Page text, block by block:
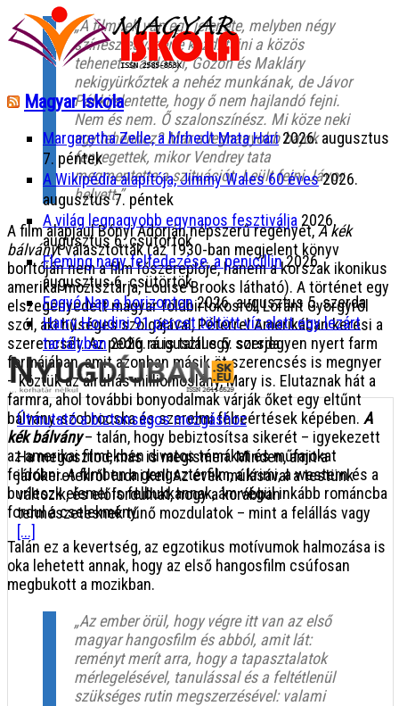
„A filmnek van egy jelenete, melyben négy
színész egyszerre kezdi fejni a közös
tehenet. Gárdonyi, Gózon és Makláry
nekigyürkőztek a nehéz munkának, de Jávor
Pál kijelentette, hogy ő nem hajlandó fejni.
Nem és nem. Ő szalonszínész. Mi köze neki
egy tehénhez? Már a legnagyobb bajok
fenyegettek, mikor Vendrey tata
megmentette a szituációt. Leült fejni Jávor
helyett.”
A film alapjául Bónyi Adorján népszerű regényét,A kék
bálványt választották (az 1930-ban megjelent könyv
borítóján nem a film főszereplője, hanem a korszak ikonikus
amerikai mozisztárja, Louise Brooks látható). A történet egy
elszegényedett magyar földbirtokosról, Lóránt Györgyről
szól, aki hűséges szolgájával, Péterrel Amerikában keresi a
szerencsét. Az pedig rá is talál egy sorsjegyen nyert farm
formájában, amit azonban másik öt szerencsés is megnyer
– köztük az álruhás milliomoslány, Mary is. Elutaznak hát a
farmra, ahol további bonyodalmak várják őket egy eltűnt
bálvány-szobrocska és szerelmi félreértések képében. A
kék bálvány – talán, hogy bebiztosítsa sikerét – igyekezett
az amerikai filmekben divatos témákat és műfajokat
feldobni. A filmben a gengszterfilm, a krimi, a western és a
burleszk elemei is felbukkannak, ám végül inkább románcba
fordul a cselekmény.
Talán ez a kevertség, az egzotikus motívumok halmozása is
oka lehetett annak, hogy az első hangosfilm csúfosan
megbukott a mozikban.
„Az ember örül, hogy végre itt van az első
magyar hangosfilm és abból, amit lát:
reményt merít arra, hogy a tapasztalatok
mérlegelésével, tanulással és a feltétlenül
szükséges rutin megszerzésével: valami
Magyar Iskola
Margaretha Zelle, a hírhedt Mata Hari 2026. augusztus
7. péntek
A Wikipédia alapítója, Jimmy Wales 60 éves2026.
augusztus 7. péntek
A világ legnagyobb egynapos fesztiválja 2026.
augusztus 6. csütörtök
Fleming nagy felfedezése, a penicillin2026.
augusztus 6. csütörtök
Fogyó Nap a horizonton 2026. augusztus 5. szerda
Harry Houdini 91 percet töltött víz alatt egy lezárt
tartályban 2026. augusztus 5. szerda
Útmutató a biztonságos mozgáshoz
Ha megosztod, más is megismeri. Minden, amit a
járókeretekről tudni kell Az évek múlásával a testünk
változik, és előfordulhat, hogy a korábban
természetesnek tűnő mozdulatok – mint a felállás vagy
[...]